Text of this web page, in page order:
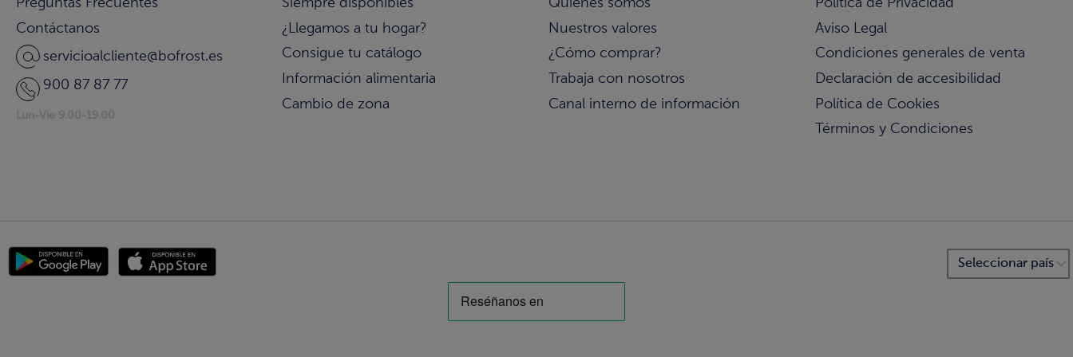
Preguntas Frecuentes
Contáctanos
servicioalcliente@bofrost.es
900 87 87 77
Siempre disponibles
¿Llegamos a tu hogar?
Consigue tu catálogo
Información alimentaria
Cambio de zona
Quiénes somos
Nuestros valores
¿Cómo comprar?
Trabaja con nosotros
Canal interno de información
Política de Privacidad
Aviso Legal
Condiciones generales de venta
Declaración de accesibilidad
Política de Cookies
Términos y Condiciones